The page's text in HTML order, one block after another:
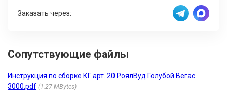
Заказать через:
Сопутствующие файлы
Инструкция по сборке КГ арт. 20 РоялВуд Голубой Вегас
3000.pdf 1.27 MBytes